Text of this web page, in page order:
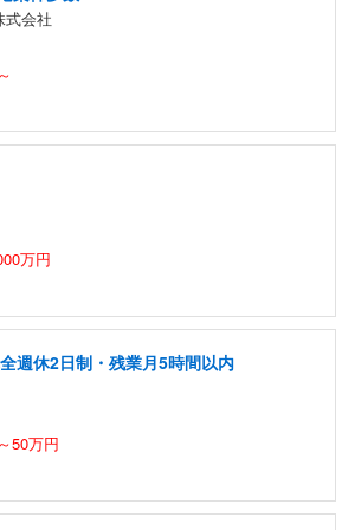
式会社
万円
週休2日制・残業月5時間以内
50万円